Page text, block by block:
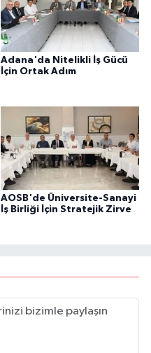
Adana'da Nitelikli İş Gücü
İçin Ortak Adım
AOSB'de Üniversite-Sanayi
İş Birliği İçin Stratejik Zirve